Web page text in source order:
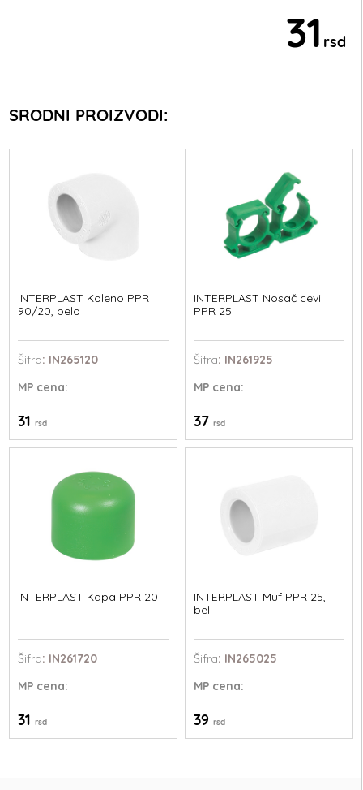
31 rsd
SRODNI PROIZVODI:
INTERPLAST Koleno PPR
90/20, belo
Šifra: IN265120
MP cena:
31rsd
INTERPLAST Nosač cevi
PPR 25
Šifra: IN261925
MPcena:
37 rsd
INTERPLAST Kapa PPR 20
Šifra: IN261720
MP cena:
31rsd
INTERPLAST Muf PPR 25,
beli
Šifra: IN265025
MPcena:
39 rsd